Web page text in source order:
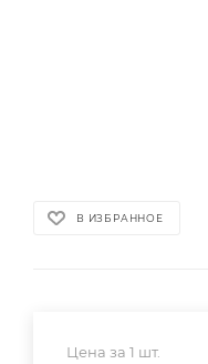
В ИЗБРАННОЕ
Цена за 1 шт.